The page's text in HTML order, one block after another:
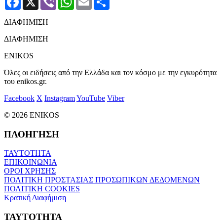
ΔΙΑΦΗΜΙΣΗ
ΔΙΑΦΗΜΙΣΗ
ENIKOS
Όλες οι ειδήσεις από την Ελλάδα και τον κόσμο με την εγκυρότητα
του enikos.gr.
Facebook X InstagramYouTube Viber
© 2026 ENIKOS
ΠΛΟΗΓΗΣΗ
ΤΑΥΤΟΤΗΤΑ
ΕΠΙΚΟΙΝΩΝΙΑ
ΟΡΟΙ ΧΡΗΣΗΣ
ΠΟΛΙΤΙΚΗ ΠΡΟΣΤΑΣΙΑΣ ΠΡΟΣΩΠΙΚΩΝ ΔΕΔΟΜΕΝΩΝ
ΠΟΛΙΤΙΚΗ COOKIES
Κρατική Διαφήμιση
ΤΑΥΤΟΤΗΤΑ